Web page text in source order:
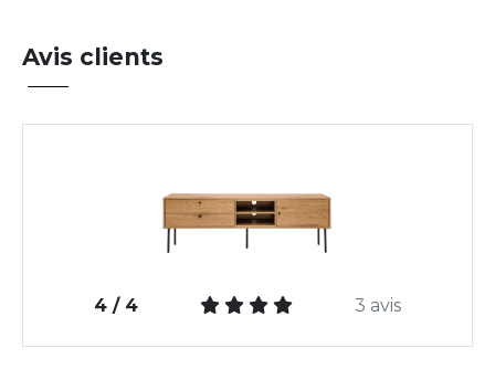
Avis clients
4 / 4 3 avis